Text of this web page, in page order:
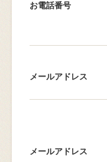
お電話番号
メールアドレス
メールアドレス